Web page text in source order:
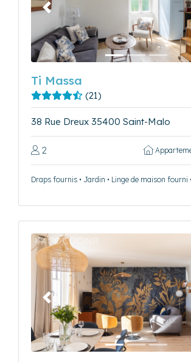
Précédent
Ti Massa
(21)
38 Rue Dreux 35400 Saint-Malo
2
Draps fournis • Jardin • Linge de maison fourni
Précédent